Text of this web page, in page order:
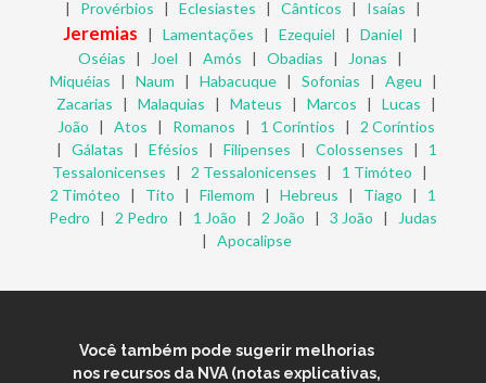
| Provérbios | Eclesiastes | Cânticos | Isaías |
Jeremias | Lamentações | Ezequiel | Daniel |
Oséias | Joel | Amós | Obadias | Jonas |
Miquéias | Naum | Habacuque| Sofonias | Ageu |
Zacarias | Malaquias | Mateus | Marcos | Lucas |
João | Atos | Romanos | 1 Coríntios | 2 Coríntios
| Gálatas | Efésios | Filipenses | Colossenses | 1
Tessalonicenses | 2 Tessalonicenses | 1 Timóteo |
2 Timóteo | Tito | Filemom | Hebreus | Tiago | 1
Pedro | 2 Pedro | 1 João | 2 João | 3 João |
Judas
| Apocalipse
Você também pode sugerir melhorias
nos recursos da NVA (notas explicativas,